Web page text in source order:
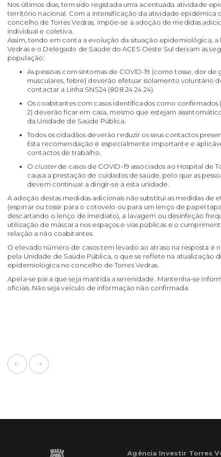
Nos últimos dias, tem sido registada uma acentuada atividade
território nacional. Com a intensificação da atividade epidémica
concelho de Torres Vedras, impõe-se a adoção de medidas
individual e coletiva.
Assim, tendo em conta a evolução da situação epidemiológica, a
Vedras e o Delegado de Saúde do ACES Oeste Sul deixam as
população:
As pessoas com sintomas de COVID-19 (como tosse, dor
musculares, febre) deverão efetuar isolamento voluntário
contactar a Linha SNS24 (808 24 24 24).
Os coabitantes com casos identificados como confirmados
2) deverão ficar em casa, mesmo que estejam
da Unidade de Saúde Pública.
Todos os cidadãos deverão reduzir os seus contactos
Esta recomendação é especialmente importante e
contactos de trabalho.
O clusterde casos de COVID-19 associados ao Hospital de
causa a prestação de cuidados de saúde, pelo que as
devem continuar a dirigir-se a esta unidade.
A adoção destas medidas adicionais não substitui as medidas de
(espirrar ou tossir para o cotovelo ou para um lenço de papel
descartando o lenço de imediato), a lavagem ou desinfeção
utilização de máscara nos espaços e vias públicas e o
relação a não coabitantes.
O elevado número de casos tem levado ao atraso na resposta e
pela Unidade de Saúde Pública, o que se reflete na atualização
epidemiológica no concelho de Torres Vedras.
Apela-se para que seja mantida a serenidade. Mantenha-se
oficiais. Não seja veículo de informação não confirmada.
Agência Investir Torres